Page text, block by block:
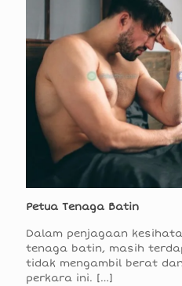
Petua Tenaga Batin
Dalam penjagaan
tenaga batin, masih
tidak mengambil berat
perkara ini. […]